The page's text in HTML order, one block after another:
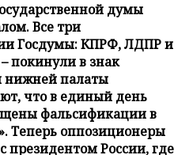
думы
Все три
Госдумы: КПРФ, ЛДПР и
покинули в знак
нижней палаты
что в единый день
фальсификации в
Теперь оппозиционеры
президентом России, где